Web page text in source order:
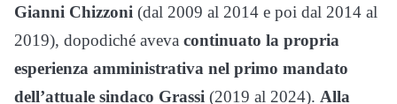
Gianni Chizzoni (dal 2009 al 2014 e poi dal 2014 al
2019), dopodiché aveva continuato la propria
esperienza amministrativa nel primo mandato
dell’attuale sindaco Grassi (2019 al 2024). Alla